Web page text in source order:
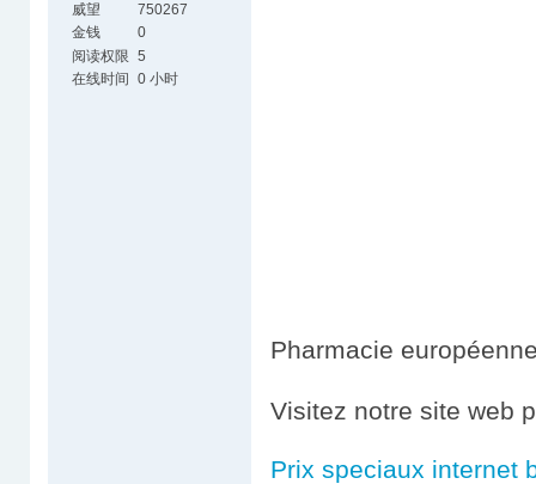
威望
750267
金钱
0
阅读权限 5
在线时间 0 小时
Pharmacie
Visitez notre site web
Prix speciaux internet